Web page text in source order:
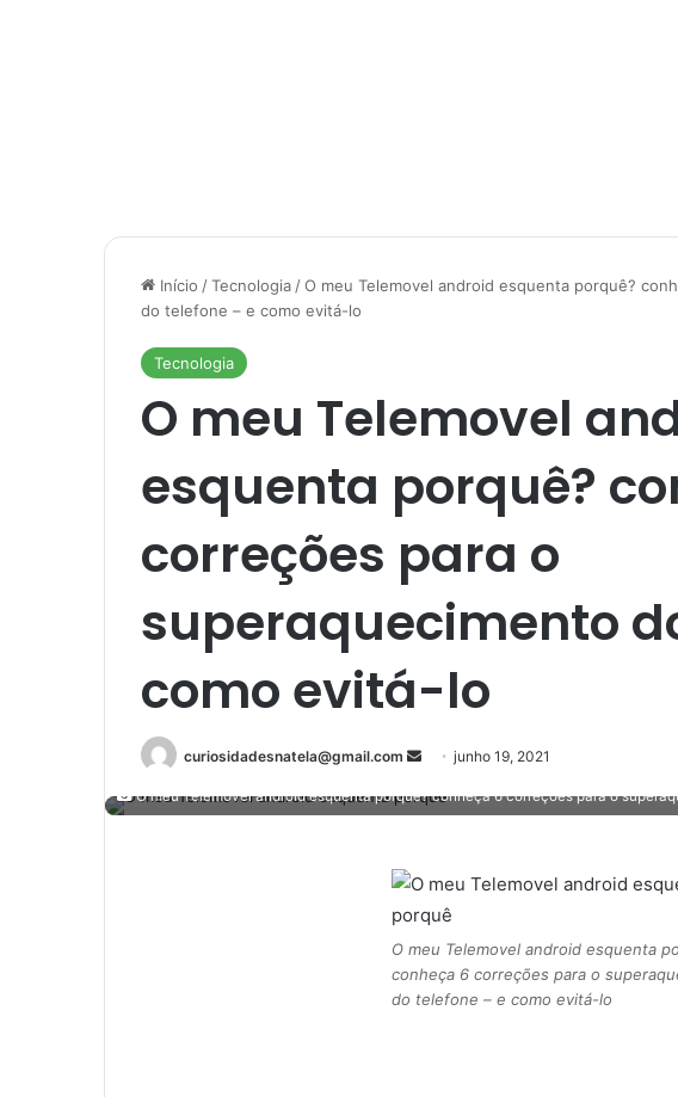
Início /Tecnologia /O meu Telemovel android esquenta porquê?
do telefone – e como evitá-lo
Tecnologia
O meu Telemovel
esquenta porquê?
correções para o
superaquecimento
como evitá-lo
curiosidadesnatela@gmail.com
Mande
e-
junho 19, 2021
O meu Telemovel android esquenta porquê? conheça 6 correções para o
O meu Telemovel android esquenta
conheça 6 correções para o
do telefone – e como evitá-lo